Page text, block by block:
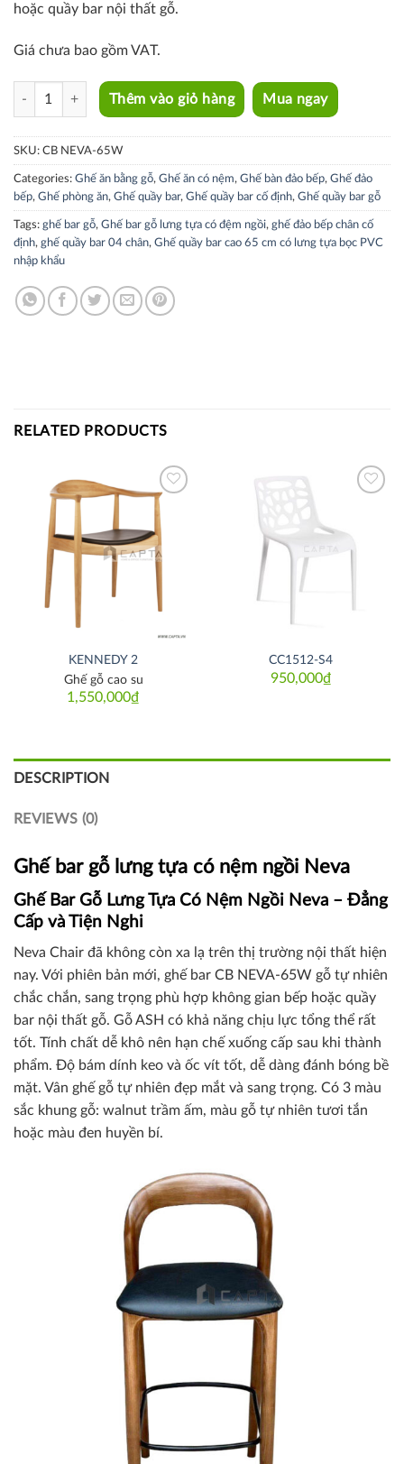
hoặc quầy bar nội thất gỗ.
Giá chưa bao gồm VAT.
CB NEVA-65W quantity
Thêm vào giỏ hàng Mua ngay
SKU: CB NEVA-65W
Categories: Ghế ăn bằng gỗ, Ghế ăn có nệm, Ghế bàn đảo bếp, Ghế đảo
bếp, Ghế phòng ăn, Ghế quầy bar, Ghế quầy bar cố định, Ghế quầy bar gỗ
Tags: ghế bar gỗ, Ghế bar gỗ lưng tựa có đệm ngồi, ghế đảo bếp chân cố
định, ghế quầy bar 04 chân, Ghế quầy bar cao 65 cm có lưng tựa bọc PVC
nhập khẩu
RELATED PRODUCTS
Thích
KENNEDY 2
1,550,000₫
Ghế gỗ cao su
CC1512-S4
950,000₫
DESCRIPTION
REVIEWS (0)
Ghế bar gỗ lưng tựa có nệm ngồi Neva
Ghế Bar Gỗ Lưng Tựa Có Nệm Ngồi Neva – Đẳng
Cấp và Tiện Nghi
Neva Chair đã không còn xa lạ trên thị trường nội thất hiện
nay. Với phiên bản mới, ghế bar CB NEVA-65W gỗ tự nhiên
chắc chắn, sang trọng phù hợp không gian bếp hoặc quầy
bar nội thất gỗ. Gỗ ASH có khả năng chịu lực tổng thể rất
tốt. Tính chất dễ khô nên hạn chế xuống cấp sau khi thành
phẩm. Độ bám dính keo và ốc vít tốt, dễ dàng đánh bóng bề
mặt. Vân ghế gỗ tự nhiên đẹp mắt và sang trọng. Có 3 màu
sắc khung gỗ: walnut trầm ấm, màu gỗ tự nhiên tươi tắn
hoặc màu đen huyền bí.